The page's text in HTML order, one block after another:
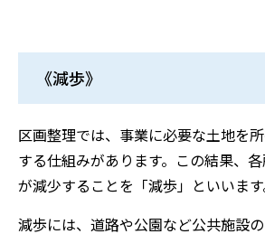
《減歩》
区画整理では、事業に必要な土地を
する仕組みがあります。この結果、
が減少することを「減歩」といいます
減歩には、道路や公園など公共施設